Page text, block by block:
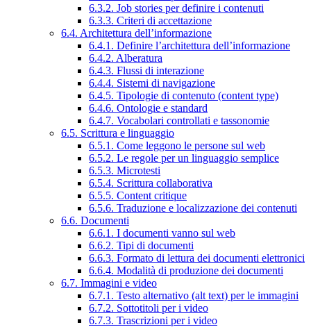
6.3.2. Job stories per definire i contenuti
6.3.3. Criteri di accettazione
6.4. Architettura dell’informazione
6.4.1. Definire l’architettura dell’informazione
6.4.2. Alberatura
6.4.3. Flussi di interazione
6.4.4. Sistemi di navigazione
6.4.5. Tipologie di contenuto (content type)
6.4.6. Ontologie e standard
6.4.7. Vocabolari controllati e tassonomie
6.5. Scrittura e linguaggio
6.5.1. Come leggono le persone sul web
6.5.2. Le regole per un linguaggio semplice
6.5.3. Microtesti
6.5.4. Scrittura collaborativa
6.5.5. Content critique
6.5.6. Traduzione e localizzazione dei contenuti
6.6. Documenti
6.6.1. I documenti vanno sul web
6.6.2. Tipi di documenti
6.6.3. Formato di lettura dei documenti elettronici
6.6.4. Modalità di produzione dei documenti
6.7. Immagini e video
6.7.1. Testo alternativo (alt text) per le immagini
6.7.2. Sottotitoli per i video
6.7.3. Trascrizioni per i video